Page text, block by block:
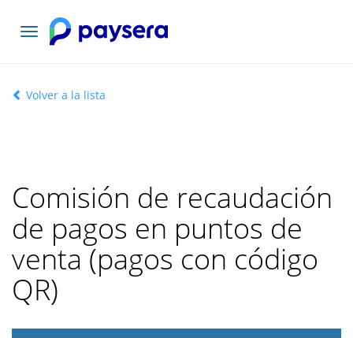
Toggle
navigation
Volver a la lista
Comisión de recaudación
de pagos en puntos de
venta (pagos con código
QR)